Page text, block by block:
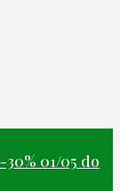
01/05 do